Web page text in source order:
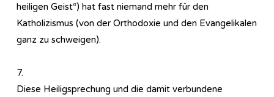
heiligen Geist“) hat fast niemand mehr für den
Katholizismus (von der Orthodoxie und den Evangelikalen
ganz zu schweigen).
7.
Diese Heiligsprechung und die damit verbundene